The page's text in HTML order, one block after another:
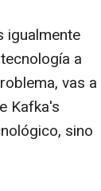
igualmente
a
vas a
Kafka's
sino